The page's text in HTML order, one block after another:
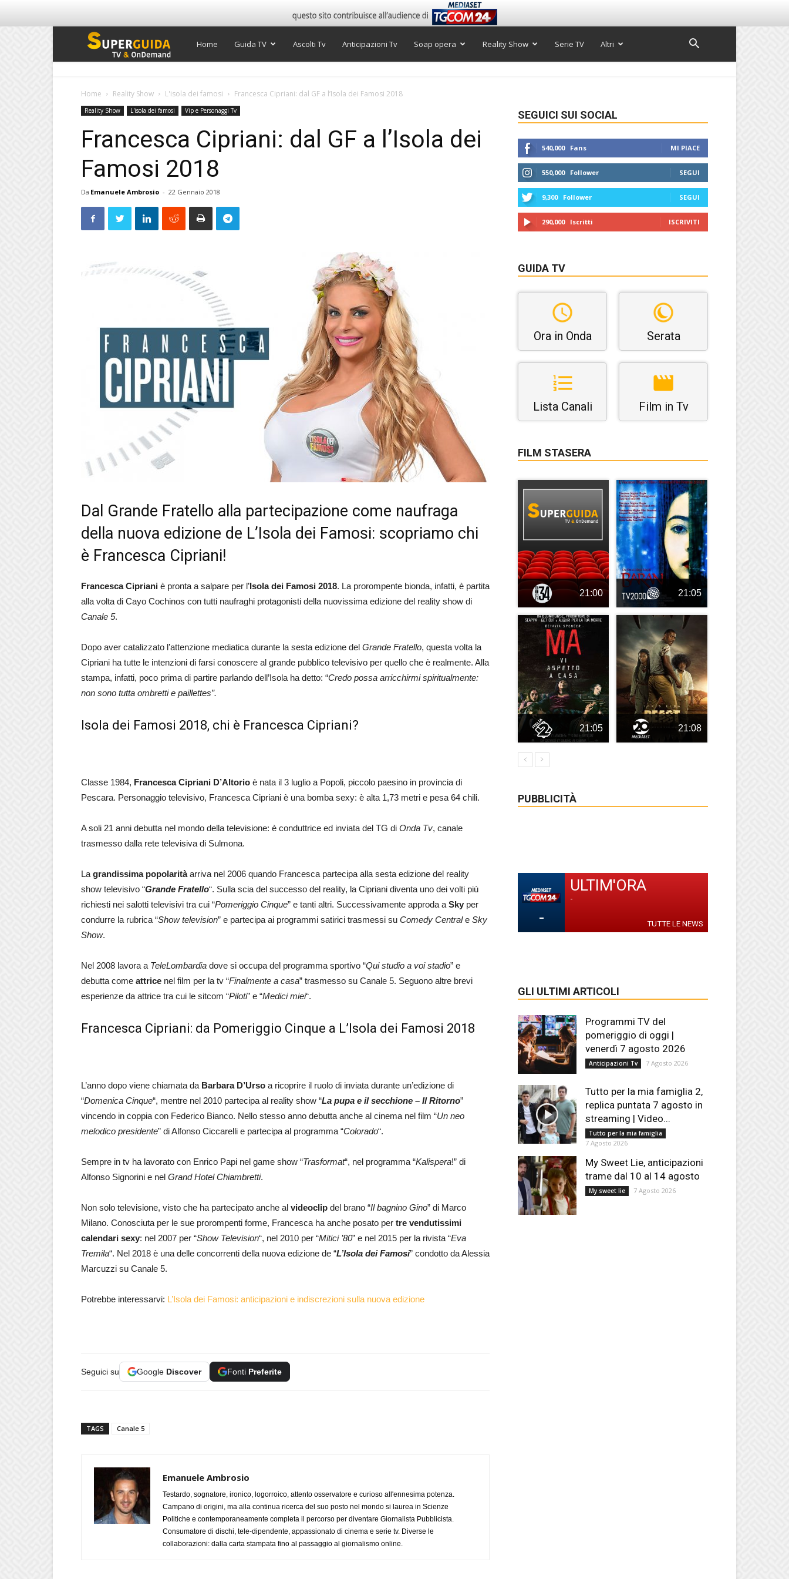
Super
TV
Home Guida TV Ascolti Tv Anticipazioni Tv Soap opera Reality Show Serie TV Altri
Home Reality Show L'isola dei famosi Francesca Cipriani: dal GF a l’Isola dei Famosi 2018
Reality Show L'isola dei famosi Vip e Personaggi Tv
Francesca Cipriani: dal GF a l’Isola dei
Famosi 2018
Da Emanuele Ambrosio - 22 Gennaio 2018
Dal Grande Fratello alla partecipazione come naufraga
della nuova edizione de L’Isola dei Famosi: scopriamo chi
è Francesca Cipriani!
Francesca Cipriani è pronta a salpare per l’Isola dei Famosi 2018. La prorompente bionda, infatti, è partita
alla volta di Cayo Cochinos con tutti naufraghi protagonisti della nuovissima edizione del reality show di
Canale 5.
Dopo aver catalizzato l’attenzione mediatica durante la sesta edizione del Grande Fratello, questa volta la
Cipriani ha tutte le intenzioni di farsi conoscere al grande pubblico televisivo per quello che è realmente. Alla
stampa, infatti, poco prima di partire parlando dell’Isola ha detto: “Credo possa arricchirmi spiritualmente:
non sono tutta ombretti e paillettes”.
Isola dei Famosi 2018, chi è Francesca Cipriani?
Classe 1984, Francesca Cipriani D’Altorio è nata il 3 luglio a Popoli, piccolo paesino in provincia di
Pescara. Personaggio televisivo, Francesca Cipriani è una bomba sexy: è alta 1,73 metri e pesa 64 chili.
A soli 21 anni debutta nel mondo della televisione: è conduttrice ed inviata del TG di Onda Tv, canale
trasmesso dalla rete televisiva di Sulmona.
La grandissima popolaritàarriva nel 2006 quando Francesca partecipa alla sesta edizione del reality
show televisivo “Grande Fratello“. Sulla scia del successo del reality, la Cipriani diventa uno dei volti più
richiesti nei salotti televisivi tra cui “Pomeriggio Cinque” e tanti altri. Successivamente approda a Sky per
condurre la rubrica “Show television” e partecipa ai programmi satirici trasmessi su Comedy Centrale Sky
Show.
Nel 2008 lavora a TeleLombardia dove si occupa del programma sportivo “Qui studio a voi stadio” e
debutta come attrice nel film per la tv “Finalmente a casa” trasmesso su Canale 5. Seguono altre brevi
esperienze da attrice tra cui le sitcom “Piloti” e “Medici miei“.
Francesca Cipriani: da Pomeriggio Cinque a L’Isola dei Famosi 2018
L’anno dopo viene chiamata da Barbara D’Urso a ricoprire il ruolo di inviata durante un’edizione di
“Domenica Cinque“, mentre nel 2010 partecipa al reality show “La pupa e il secchione – Il Ritorno”
vincendo in coppia con Federico Bianco. Nello stesso anno debutta anche al cinema nel film “Un neo
melodico presidente” di Alfonso Ciccarelli e partecipa al programma “Colorado“.
Sempre in tv ha lavorato con Enrico Papi nel game show “Trasformat“, nel programma “Kalispera!” di
Alfonso Signorini e nel Grand Hotel Chiambretti.
Non solo televisione, visto che ha partecipato anche al videoclip del brano “Il bagnino Gino” di Marco
Milano. Conosciuta per le sue prorompenti forme, Francesca ha anche posato per tre vendutissimi
calendari sexy: nel 2007 per “Show Television“, nel 2010 per “Mitici ’80” e nel 2015 per la rivista “Eva
Tremila“. Nel 2018 è una delle concorrenti della nuova edizione de “L’Isola dei Famosi” condotto da Alessia
Marcuzzi su Canale 5.
Potrebbe interessarvi: L’Isola dei Famosi: anticipazioni e indiscrezioni sulla nuova edizione
Seguici su Google Discover Fonti Preferite
TAGS Canale 5
Emanuele Ambrosio
Testardo, sognatore, ironico, logorroico, attento osservatore e curioso all'ennesima potenza.
Campano di origini, ma alla continua ricerca del suo posto nel mondo si laurea in Scienze
Politiche e contemporaneamente completa il percorso per diventare Giornalista Pubblicista.
Consumatore di dischi, tele-dipendente, appassionato di cinema e serie tv. Diverse le
collaborazioni: dalla carta stampata fino al passaggio al giornalismo online.
SEGUICI SUI SOCIAL
540,000 Fans MI PIACE
550,000 Follower SEGUI
9,300 Follower SEGUI
290,000 Iscritti ISCRIVITI
GUIDA TV
Ora in Onda Serata
Lista Canali Film in Tv
FILM STASERA
21:00 21:05
21:05 21:08
PUBBLICITÀ
-
ULTIM'ORA
-
TUTTE LE NEWS
GLI ULTIMI ARTICOLI
Programmi TV del
pomeriggio di oggi |
venerdì 7 agosto 2026
Anticipazioni Tv 7 Agosto 2026
Tutto per la mia famiglia 2,
replica puntata 7 agosto in
streaming | Video...
Tutto per la mia famiglia
7 Agosto 2026
My Sweet Lie, anticipazioni
trame dal 10 al 14 agosto
My sweet lie 7 Agosto 2026